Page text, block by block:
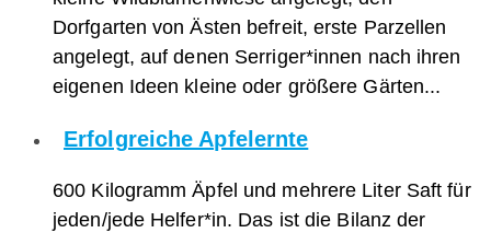
Dorfgarten von Ästen befreit, erste Parzellen
angelegt, auf denen Serriger*innen nach ihren
eigenen Ideen kleine oder größere Gärten...
Erfolgreiche Apfelernte
600 Kilogramm Äpfel und mehrere Liter Saft für
jeden/jede Helfer*in. Das ist die Bilanz der